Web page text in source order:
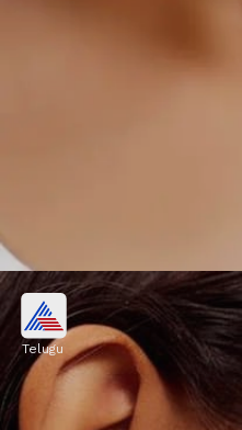
మిర్రర్ వర్క్ థ్రెడ్
మిర్రర్ వర్క్ ఉన్న థ్రెడ్
తరహా ఇయర్ రింగ్స్‌లో
అందంగా
Telugu